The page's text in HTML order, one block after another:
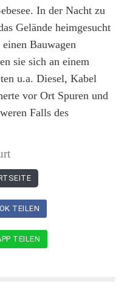
In der Nacht zu
Gelände heimgesucht
Bauwagen
sie sich an einem
u.a. Diesel, Kabel
vor Ort Spuren und
Falls des
TEILEN
TEILEN